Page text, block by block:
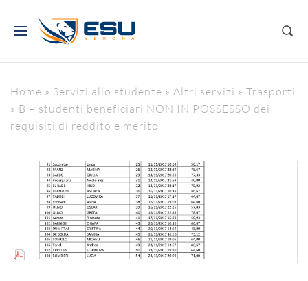
Home » Servizi allo studente » Altri servizi » Trasporti
» B – studenti beneficiari NON IN POSSESSO dei
requisiti di reddito e merito